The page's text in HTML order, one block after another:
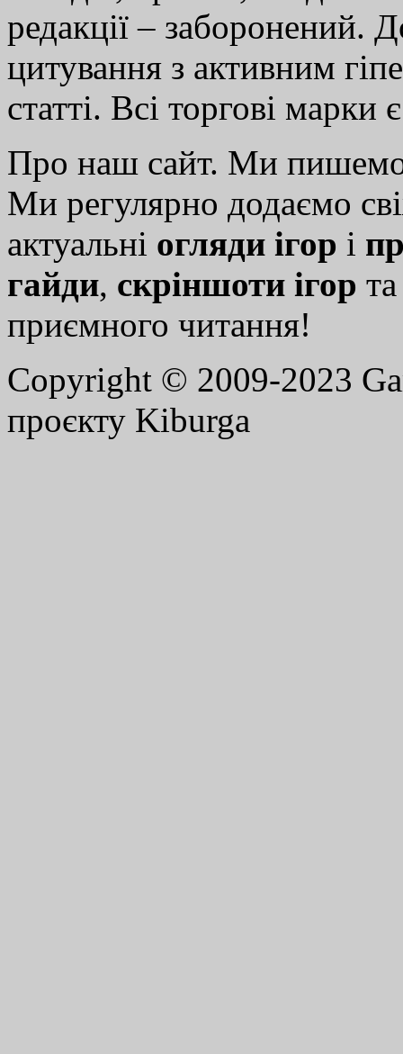
редакції – заборонений.
цитування з активним
статті. Всі торгові марки
Про наш сайт. Ми
Ми регулярно додаємо
актуальні огляди ігор і
гайди, скріншоти ігор
приємного читання!
Copyright © 2009-2023
проєкту Kiburga